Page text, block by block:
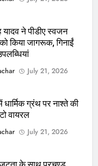
यादव ने पीडीए स्वजन
किया जागरूक, गिनाईं
July 21, 2026
ग्रंथ पर नाश्ते की
वायरल
July 21, 2026